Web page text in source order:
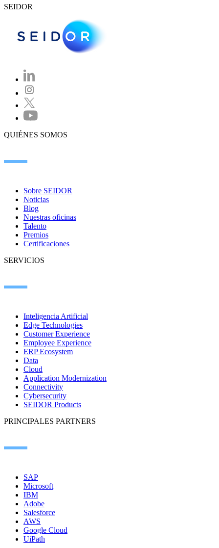
SEIDOR
QUIÉNES SOMOS
Sobre SEIDOR
Noticias
Blog
Nuestras oficinas
Talento
Premios
Certificaciones
SERVICIOS
Inteligencia Artificial
Edge Technologies
Customer Experience
Employee Experience
ERP Ecosystem
Data
Cloud
Application Modernization
Connectivity
Cybersecurity
SEIDOR Products
PRINCIPALES PARTNERS
SAP
Microsoft
IBM
Adobe
Salesforce
AWS
Google Cloud
UiPath